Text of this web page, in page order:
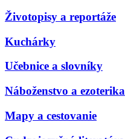
Životopisy a reportáže
Kuchárky
Učebnice a slovníky
Náboženstvo a ezoterika
Mapy a cestovanie